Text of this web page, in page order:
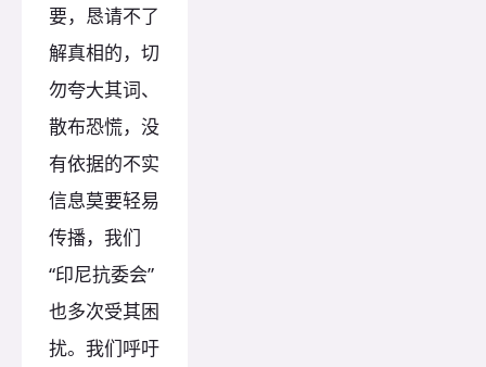
要，恳请不了
解真相的，切
勿夸大其词、
散布恐慌，没
有依据的不实
信息莫要轻易
传播，我们
“印尼抗委会”
也多次受其困
扰。我们呼吁